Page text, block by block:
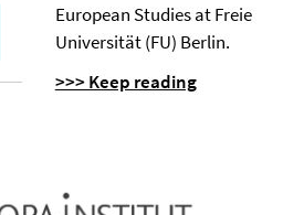
European Studies at Freie
Universität (FU) Berlin.
>>> Keep reading